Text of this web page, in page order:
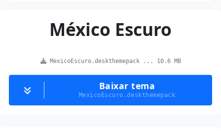
México Escuro
MexicoEscuro.deskthemepack ... 10.6 MB
Baixar tema
MexicoEscuro.deskthemepack